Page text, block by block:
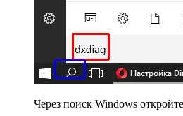
Через поиск Windows